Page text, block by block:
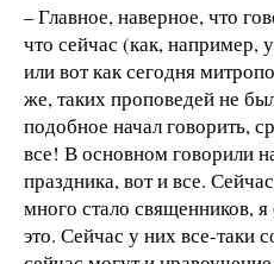
– Главное, наверное, что
что сейчас (как, например,
или вот как сегодня
же, таких проповедей не
подобное начал говорить,
все! В основном говорили
праздника, вот и все.
много стало священников,
это. Сейчас у них все-таки